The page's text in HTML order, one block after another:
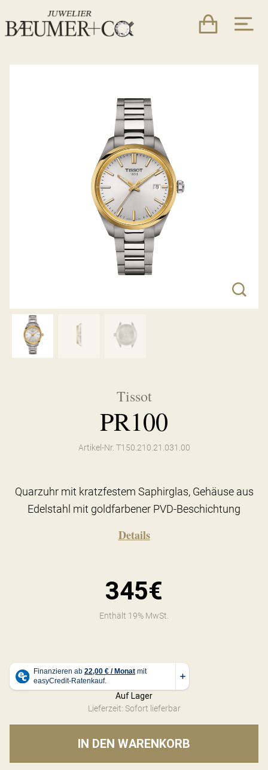
Tissot
PR100
Artikel-Nr. T150.210.21.031.00
Quarzuhr mit kratzfestem Saphirglas, Gehäuse aus
Edelstahl mit goldfarbener PVD-Beschichtung
Details
345€
Enthält 19% MwSt.
Auf Lager
Lieferzeit: Sofort lieferbar
IN DEN WARENKORB